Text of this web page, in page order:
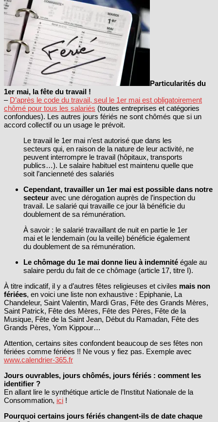
Particularités du
1er mai, la fête du travail !
– D’après le code du travail, seul le 1er mai est obligatoirement
chômé pour tous les salariés (toutes entreprises et catégories
confondues). Les autres jours fériés ne sont chômés que si un
accord collectif ou un usage le prévoit.
Le travail le 1er mai n’est autorisé que dans les
secteurs qui, en raison de la nature de leur activité, ne
peuvent interrompre le travail (hôpitaux, transports
publics…). Le salaire habituel est maintenu quelle que
soit l’ancienneté des salariés
Cependant, travailler un 1er mai est possible dans notre
secteur avec une dérogation auprès de l’inspection du
travail. Le salarié qui travaille ce jour là bénéficie du
doublement de sa rémunération.
À savoir : le salarié travaillant de nuit en partie le 1er
mai et le lendemain (ou la veille) bénéficie également
du doublement de sa rémunération.
Le chômage du 1e mai donne lieu à indemnité égale au
salaire perdu du fait de ce chômage (article 17, titre I).
À titre indicatif, il y a d’autres fêtes religieuses et civiles mais non
fériées, en voici une liste non exhaustive : Epiphanie, La
Chandeleur, Saint Valentin, Mardi Gras, Fête des Grands Mères,
Saint Patrick, Fête des Mères, Fête des Pères, Fête de la
Musique, Fête de la Saint Jean, Début du Ramadan, Fête des
Grands Pères, Yom Kippour…
Attention, certains sites confondent beaucoup de ses fêtes non
fériées comme fériées !! Ne vous y fiez pas. Exemple avec
www.calendrier-365.fr
Jours ouvrables, jours chômés, jours fériés : comment les
identifier ?
En allant lire le synthétique article de l’Institut Nationale de la
Consommation, ici !
Pourquoi certains jours fériés changent-ils de date chaque